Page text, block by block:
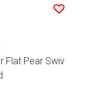
Flat Pear Swiv